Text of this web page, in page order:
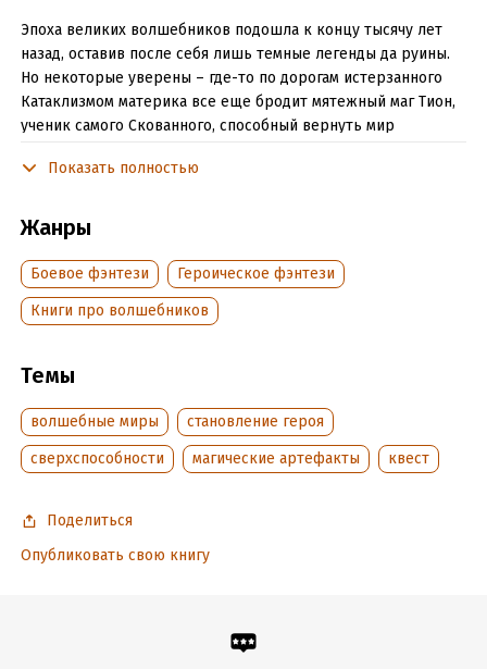
Эпоха великих волшебников подошла к концу тысячу лет
назад, оставив после себя лишь темные легенды да руины.
Но некоторые уверены – где-то по дорогам истерзанного
Катаклизмом материка все еще бродит мятежный маг Тион,
ученик самого Скованного, способный вернуть мир
что нынешняя эпоха подходит к концу.
Подробная информация
Объем:
ISBN (EAN):9785992221213
Время на чтение:9ч.
Показать полностью
Жанры
Боевое фэнтези
Героическое фэнтези
Книги про волшебников
Темы
волшебные миры
становление героя
сверхспособности
магические артефакты квест
Поделиться
Опубликовать свою книгу